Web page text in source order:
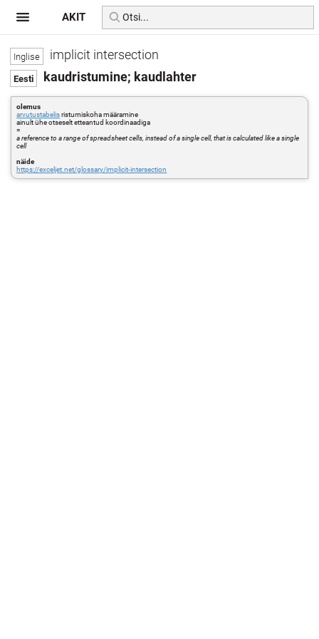
implicit intersection
kaudristumine; kaudlahter
olemus
arvutustabelisristumiskoha määramine
ainult ühe otseselt etteantud koordinaadiga
=
a reference to a range of spreadsheet cells, instead of a single cell, that is calculated like a single
cell
näide
https://exceljet.net/glossary/implicit-intersection
AKIT